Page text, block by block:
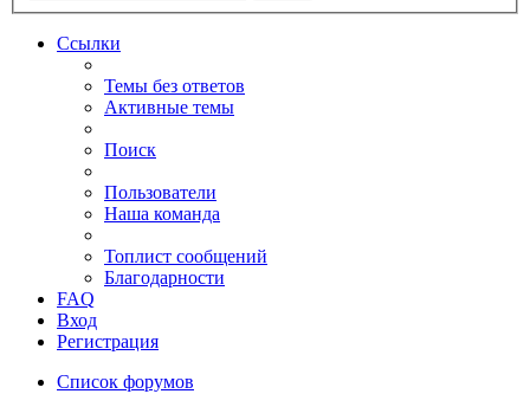
Ссылки
Темы без ответов
Активные темы
Поиск
Пользователи
Наша команда
Топлист сообщений
Благодарности
FAQ
Вход
Регистрация
Список форумов